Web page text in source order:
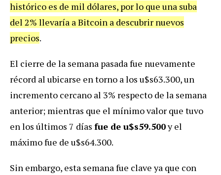
histórico es de mil dólares, por lo que una suba
del 2% llevaría a Bitcoin a descubrir nuevos
precios.
El cierre de la semana pasada fue nuevamente
récord al ubicarse en torno a los u$s63.300, un
incremento cercano al 3% respecto de la semana
anterior; mientras que el mínimo valor que tuvo
en los últimos 7 días fue de u$s59.500y el
máximo fue de u$s64.300.
Sin embargo, esta semana fue clave ya que con